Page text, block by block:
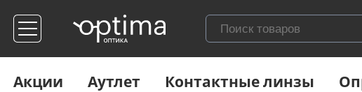
Акции Аутлет Контактные линзы